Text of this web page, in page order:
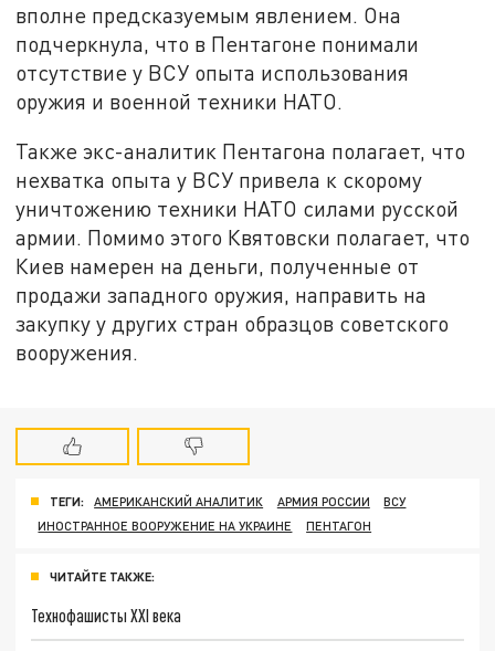
вполне предсказуемым явлением. Она
подчеркнула, что в Пентагоне понимали
отсутствие у ВСУ опыта использования
оружия и военной техники НАТО.
Также экс-аналитик Пентагона полагает, что
нехватка опыта у ВСУ привела к скорому
уничтожению техники НАТО силами русской
армии. Помимо этого Квятовски полагает, что
Киев намерен на деньги, полученные от
продажи западного оружия, направить на
закупку у других стран образцов советского
вооружения.
ТЕГИ: АМЕРИКАНСКИЙ АНАЛИТИК АРМИЯ РОССИИ
ВСУ
ИНОСТРАННОЕ ВООРУЖЕНИЕ НА УКРАИНЕ
ПЕНТАГОН
ЧИТАЙТЕ ТАКЖЕ:
Технофашисты XXI века